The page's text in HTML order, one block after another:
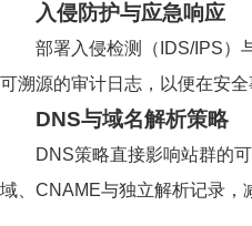
入侵防护与应急响应
部署入侵检测（IDS/IPS）
可溯源的审计日志，以便在安
DNS与域名解析策略
DNS策略直接影响站群的
域、CNAME与独立解析记录，